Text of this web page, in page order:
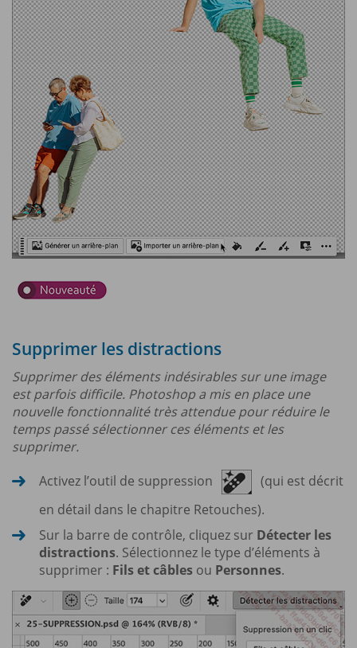
Supprimer les distractions
Supprimer des éléments indésirables sur une image
est parfois difficile. Photoshop a mis en place une
nouvelle fonctionnalité très attendue pour réduire le
temps passé sélectionner ces éléments et les
supprimer.
Activez l’outil de suppression
(qui est décrit
en détail dans le chapitre Retouches).
Sur la barre de contrôle, cliquez sur Détecter les
distractions. Sélectionnez le type d’éléments à
supprimer : Fils et câbles ou Personnes.